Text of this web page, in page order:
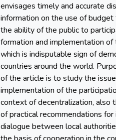
envisages timely and accurate
information on the use of budget
the ability of the public to
formation and implementation of
which is indisputable sign of
countries around the world.
of the article is to study the
implementation of the
context of decentralization, also
of practical recommendations for
dialogue between local